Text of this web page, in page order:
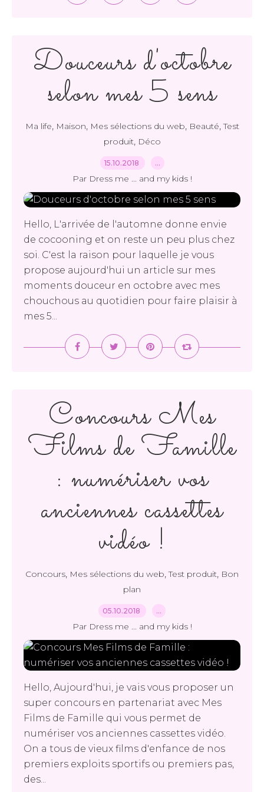
Douceurs d'octobre
selon mes 5 sens
Ma life, Maison, Mes sélections du web, Beauté,Test
produit, Déco
15.10.2018 …
Par Dress me ... and my kids !
Hello, L'arrivée de l'automne donne envie
de cocooning et on reste un peu plus chez
soi. C'est la raison pour laquelle je vous
propose aujourd'hui un article sur mes
moments douceur en octobre avec mes
chouchous au quotidien pour faire plaisir à
mes 5...
Concours Mes
Films de Famille
: numériser vos
anciennes cassettes
vidéo !
Concours, Mes sélections du web,Test produit, Bon
plan
05.10.2018 …
Par Dress me ... and my kids !
Hello, Aujourd'hui, je vais vous proposer un
super concours en partenariat avec Mes
Films de Famille qui vous permet de
numériser vos anciennes cassettes vidéo.
On a tous de vieux films d'enfance de nos
premiers exploits sportifs ou premiers pas,
des...